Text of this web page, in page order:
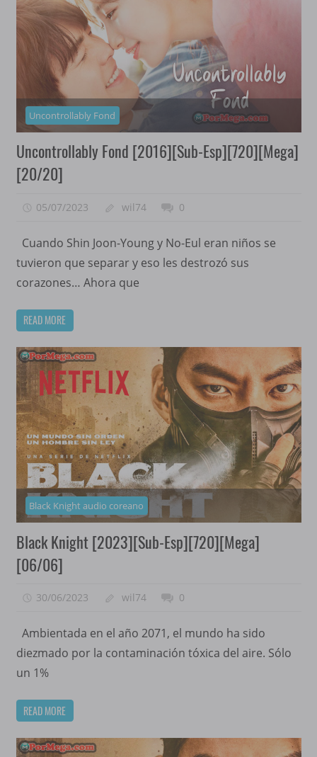
Uncontrollably Fond
Uncontrollably Fond [2016][Sub-Esp][720][Mega]
[20/20]
05/07/2023 wil74 0
Cuando Shin Joon-Young y No-Eul eran niños se
tuvieron que separar y eso les destrozó sus
corazones… Ahora que
READ MORE
Black Knight audio coreano
Black Knight [2023][Sub-Esp][720][Mega]
[06/06]
30/06/2023 wil74 0
Ambientada en el año 2071, el mundo ha sido
diezmado por la contaminación tóxica del aire. Sólo
un 1%
READ MORE